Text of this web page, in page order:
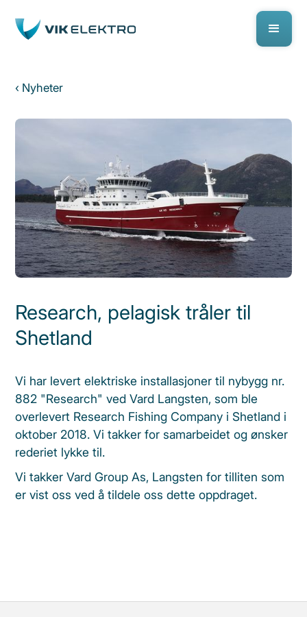
‹ Nyheter
Research, pelagisk tråler til
Shetland
Vi har levert elektriske installasjoner til nybygg nr.
882 "Research" ved Vard Langsten, som ble
overlevert Research Fishing Company i Shetland i
oktober 2018. Vi takker for samarbeidet og ønsker
rederiet lykke til.
Vi takker Vard Group As, Langsten for tilliten som
er vist oss ved å tildele oss dette oppdraget.